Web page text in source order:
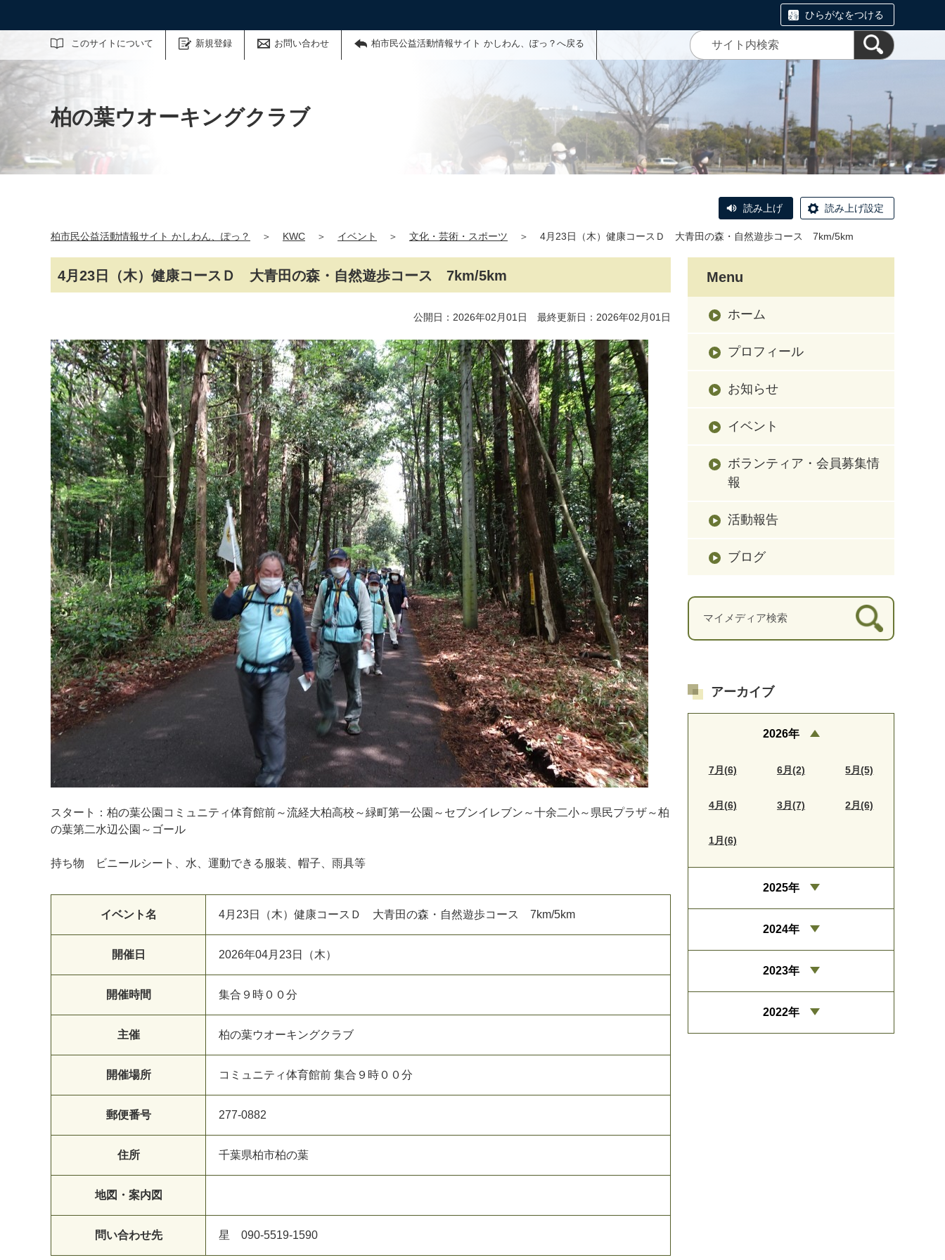
ひらがなをつける
このサイトについて 新規登録 お問い合わせ 柏市民公益活動情報サイト かしわん、ぽっ？へ戻る
サイト内検索
柏の葉ウオーキングクラブ
読み上げ 読み上げ設定
柏市民公益活動情報サイト かしわん、ぽっ？ ＞ KWC ＞ イベント ＞ 文化・芸術・スポーツ ＞ 4月23日（木）健康コースＤ 大青田の森・自然遊歩コース 7km/5km
4月23日（木）健康コースＤ 大青田の森・自然遊歩コース 7km/5km
公開日：2026年02月01日 最終更新日：2026年02月01日
スタート：柏の葉公園コミュニティ体育館前～流経大柏高校～緑町第一公園～セブンイレブン～十余二小～県民プラザ～柏
の葉第二水辺公園～ゴール
持ち物 ビニールシート、水、運動できる服装、帽子、雨具等
イベント名 4月23日（木）健康コースＤ 大青田の森・自然遊歩コース 7km/5km
開催日 2026年04月23日（木）
開催時間 集合９時００分
主催 柏の葉ウオーキングクラブ
開催場所 コミュニティ体育館前 集合９時００分
郵便番号 277-0882
住所 千葉県柏市柏の葉
地図・案内図
問い合わせ先 星 090-5519-1590
Menu
ホーム
プロフィール
お知らせ
イベント
ボランティア・会員募集情
報
活動報告
ブログ
マイメディア検索
アーカイブ
2026年
7月(6) 6月(2) 5月(5)
4月(6) 3月(7) 2月(6)
1月(6)
2025年
2024年
2023年
2022年